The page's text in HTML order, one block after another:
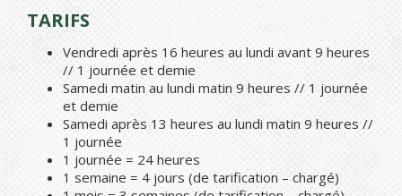
TARIFS
Vendredi après 16 heures au lundi avant 9 heures
// 1 journée et demie
Samedi matin au lundi matin 9 heures // 1 journée
et demie
Samedi après 13 heures au lundi matin 9 heures //
1 journée
1 journée = 24 heures
1 semaine = 4 jours (de tarification – chargé)